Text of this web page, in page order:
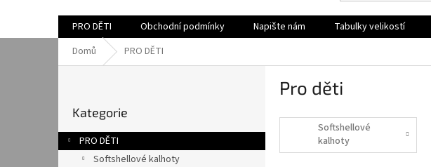
PRO DĚTI Obchodní podmínky Napište nám Tabulky velikostí
Domů
PRO DĚTI
r
a
kategorie
Kategorie
PRO DĚTI
Softshellové kalhoty
Pro děti
Softshellové
kalhoty